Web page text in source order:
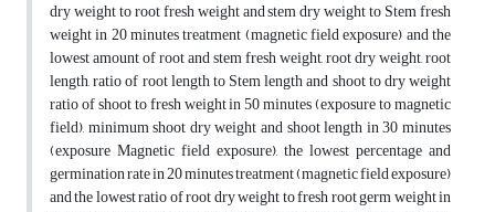
dry weight to root fresh weight and stem dry weight to Stem fresh
weight in 20 minutes ‎treatment (magnetic field exposure) and the
lowest amount of root and stem fresh weight, root ‎dry weight, root
length, ratio of root length to Stem length and shoot to dry weight
ratio of shoot ‎to fresh weight in 50 minutes (exposure to magnetic
field), minimum shoot dry weight and shoot ‎length in 30 minutes
(exposure Magnetic field exposure), the lowest percentage and
germination ‎rate in 20 minutes treatment (magnetic field exposure)
and the lowest ratio of root dry weight to ‎fresh root germ weight in